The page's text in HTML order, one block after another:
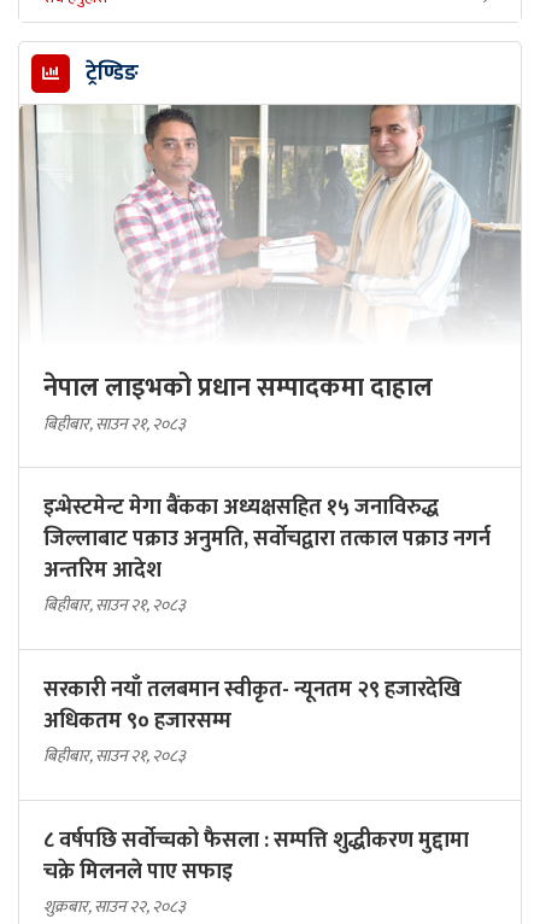
ट्रेण्डिङ
नेपाल लाइभको प्रधान सम्पादकमा दाहाल
बिहीबार, साउन २१, २०८३
इन्भेस्टमेन्ट मेगा बैंकका अध्यक्षसहित १५ जनाविरुद्ध
जिल्लाबाट पक्राउ अनुमति, सर्वोचद्वारा तत्काल पक्राउ नगर्न
अन्तरिम आदेश
बिहीबार, साउन २१, २०८३
सरकारी नयाँ तलबमान स्वीकृत- न्यूनतम २९ हजारदेखि
अधिकतम ९० हजारसम्म
बिहीबार, साउन २१, २०८३
८ वर्षपछि सर्वोच्चको फैसला : सम्पत्ति शुद्धीकरण मुद्दामा
चक्रे मिलनले पाए सफाइ
शुक्रबार, साउन २२, २०८३